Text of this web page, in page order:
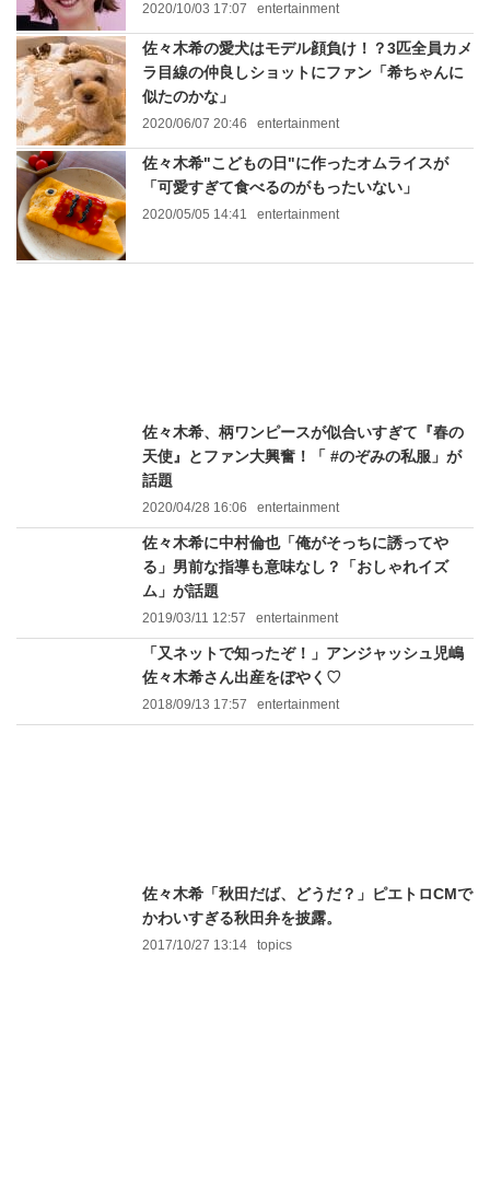
2020/10/03 17:07 entertainment
佐々木希の愛犬はモデル顔負け！？3匹全員カメ
ラ目線の仲良しショットにファン「希ちゃんに
似たのかな」
2020/06/07 20:46 entertainment
佐々木希"こどもの日"に作ったオムライスが
「可愛すぎて食べるのがもったいない」
2020/05/05 14:41 entertainment
佐々木希、柄ワンピースが似合いすぎて『春の
天使』とファン大興奮！「 #のぞみの私服」が
話題
2020/04/28 16:06 entertainment
佐々木希に中村倫也「俺がそっちに誘ってや
る」男前な指導も意味なし？「おしゃれイズ
ム」が話題
2019/03/11 12:57 entertainment
「又ネットで知ったぞ！」アンジャッシュ児嶋
佐々木希さん出産をぼやく♡
2018/09/13 17:57 entertainment
佐々木希「秋田だば、どうだ？」ピエトロCMで
かわいすぎる秋田弁を披露。
2017/10/27 13:14 topics